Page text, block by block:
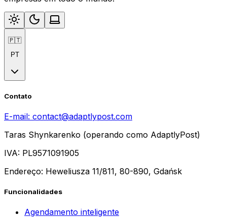
🇵🇹
PT
Contato
E-mail: contact@adaptlypost.com
Taras Shynkarenko (operando como AdaptlyPost)
IVA: PL9571091905
Endereço: Heweliusza 11/811, 80-890, Gdańsk
Funcionalidades
Agendamento inteligente